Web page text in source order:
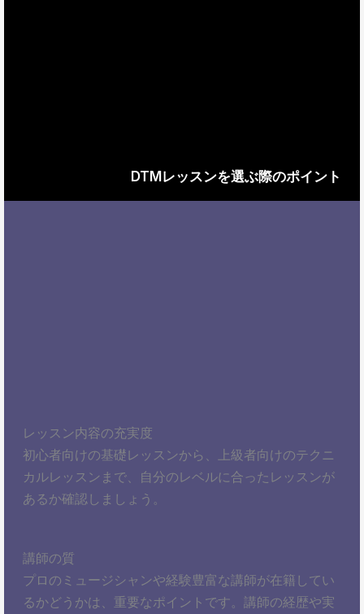
DTMレッスンを選ぶ際のポイント
レッスン内容の充実度
初心者向けの基礎レッスンから、上級者向けのテクニ
カルレッスンまで、自分のレベルに合ったレッスンが
あるか確認しましょう。
講師の質
プロのミュージシャンや経験豊富な講師が在籍してい
るかどうかは、重要なポイントです。講師の経歴や実